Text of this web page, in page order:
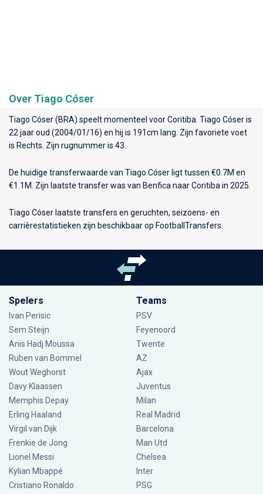
Over Tiago Cóser
Tiago Cóser (BRA) speelt momenteel voorCoritiba . Tiago Cóser is
22 jaar oud (2004/01/16) en hij is 191cm lang. Zijn favoriete voet
is Rechts. Zijn rugnummer is 43.
De huidige transferwaarde van Tiago Cóser ligt tussen €0.7M en
€1.1M. Zijn laatste transfer was van Benfica naar Coritiba in 2025.
Tiago Cóser laatste transfers en geruchten, seizoens- en
carrièrestatistieken zijn beschikbaar op FootballTransfers.
Spelers
Ivan Perisic
Sem Steijn
Anis Hadj Moussa
Ruben van Bommel
Wout Weghorst
Davy Klaassen
Memphis Depay
Erling Haaland
Virgil van Dijk
Frenkie de Jong
Lionel Messi
Kylian Mbappé
Cristiano Ronaldo
Teams
PSV
Feyenoord
Twente
AZ
Ajax
Juventus
Milan
Real Madrid
Barcelona
Man Utd
Chelsea
Inter
PSG